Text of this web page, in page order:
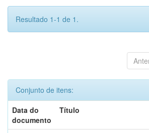
Resultado 1-1 de 1.
Conjunto de itens:
Data do
documento
Título